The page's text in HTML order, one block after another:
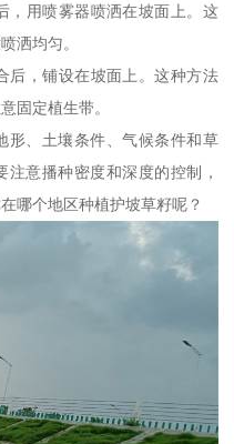
，用喷雾器喷洒在坡面上。这
洒均匀。
后，铺设在坡面上。这种方法
固定植生带。
形、土壤条件、气候条件和草
意播种密度和深度的控制，
哪个地区种植护坡草籽呢？